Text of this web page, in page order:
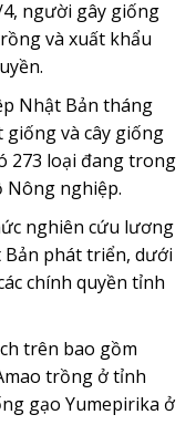
người gây giống
và xuất khẩu
Nhật Bản tháng
và cây giống
273 loại đang trong
Nông nghiệp.
nghiên cứu lương
phát triển, dưới
chính quyền tỉnh
trên bao gồm
trồng ở tỉnh
gạo Yumepirika ở